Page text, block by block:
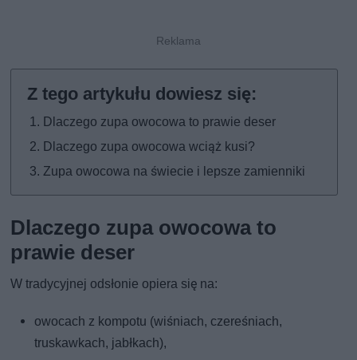
Dlaczego zupa owocowa to prawie deser
Dlaczego zupa owocowa wciąż kusi?
Zupa owocowa na świecie i lepsze zamienniki
Dlaczego zupa owocowa to
prawie deser
W tradycyjnej odsłonie opiera się na:
owocach z kompotu (wiśniach, czereśniach,
truskawkach, jabłkach),